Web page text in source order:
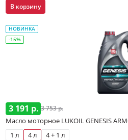
В корзину
НОВИНКА
-15%
3 191 р. 3 753 р.
Масло моторное LUKOIL GENESIS
1 л
4 л 4 + 1 л